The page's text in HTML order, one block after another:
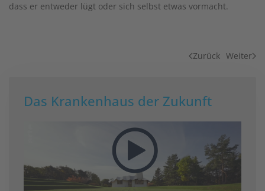
dass er entweder lügt oder sich selbst etwas vormacht.
Zurück Weiter
Das Krankenhaus der Zukunft